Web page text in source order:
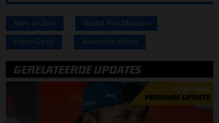
Hero or Zero Grand Prix Monaco
Pierre Gasly Alexander Albon
GERELATEERDE UPDATES
27-12-2025
PREMIUM UPDATE